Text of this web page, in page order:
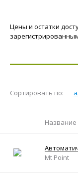
Цены и остатки
Сортировать по:
Название
Mt Point